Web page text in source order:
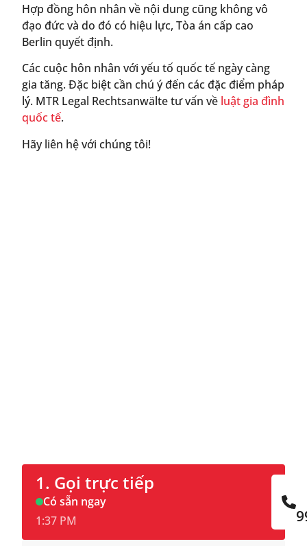
Hợp đồng hôn nhân về nội dung cũng không vô
đạo đức và do đó có hiệu lực, Tòa án cấp cao
Berlin quyết định.
Các cuộc hôn nhân với yếu tố quốc tế ngày càng
gia tăng. Đặc biệt cần chú ý đến các đặc điểm pháp
lý. MTR Legal Rechtsanwälte tư vấn về luật gia đình
quốc tế.
Hãy liên hệ với chúng tôi!
1. Gọi trực tiếp
Có sẵn ngay
1:37 PM